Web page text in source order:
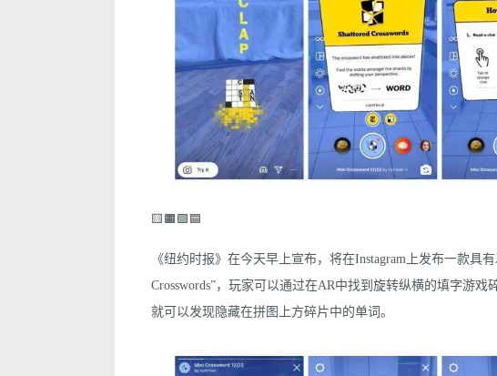
🟨🟧🟩🟦
《纽约时报》在今天早上宣布，将在Instagram上发布一款具
Crosswords”，玩家可以通过在AR中找到旋转纵横的填字游戏
就可以发现隐藏在拼图上方碎片中的单词。